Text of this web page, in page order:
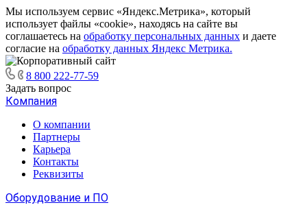
Мы используем сервис «Яндекс.Метрика», который
использует файлы «cookie», находясь на сайте вы
соглашаетесь на обработку персональных данных и даете
согласие на обработку данных Яндекс Метрика.
8 800 222-77-59
Задать вопрос
Компания
О компании
Партнеры
Карьера
Контакты
Реквизиты
Оборудование и ПО